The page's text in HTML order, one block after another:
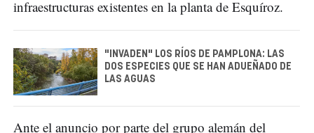
infraestructuras existentes en la planta de Esquíroz.
"INVADEN" LOS RÍOS DE PAMPLONA: LAS
DOS ESPECIES QUE SE HAN ADUEÑADO DE
LAS AGUAS
Ante el anuncio por parte del grupo alemán del